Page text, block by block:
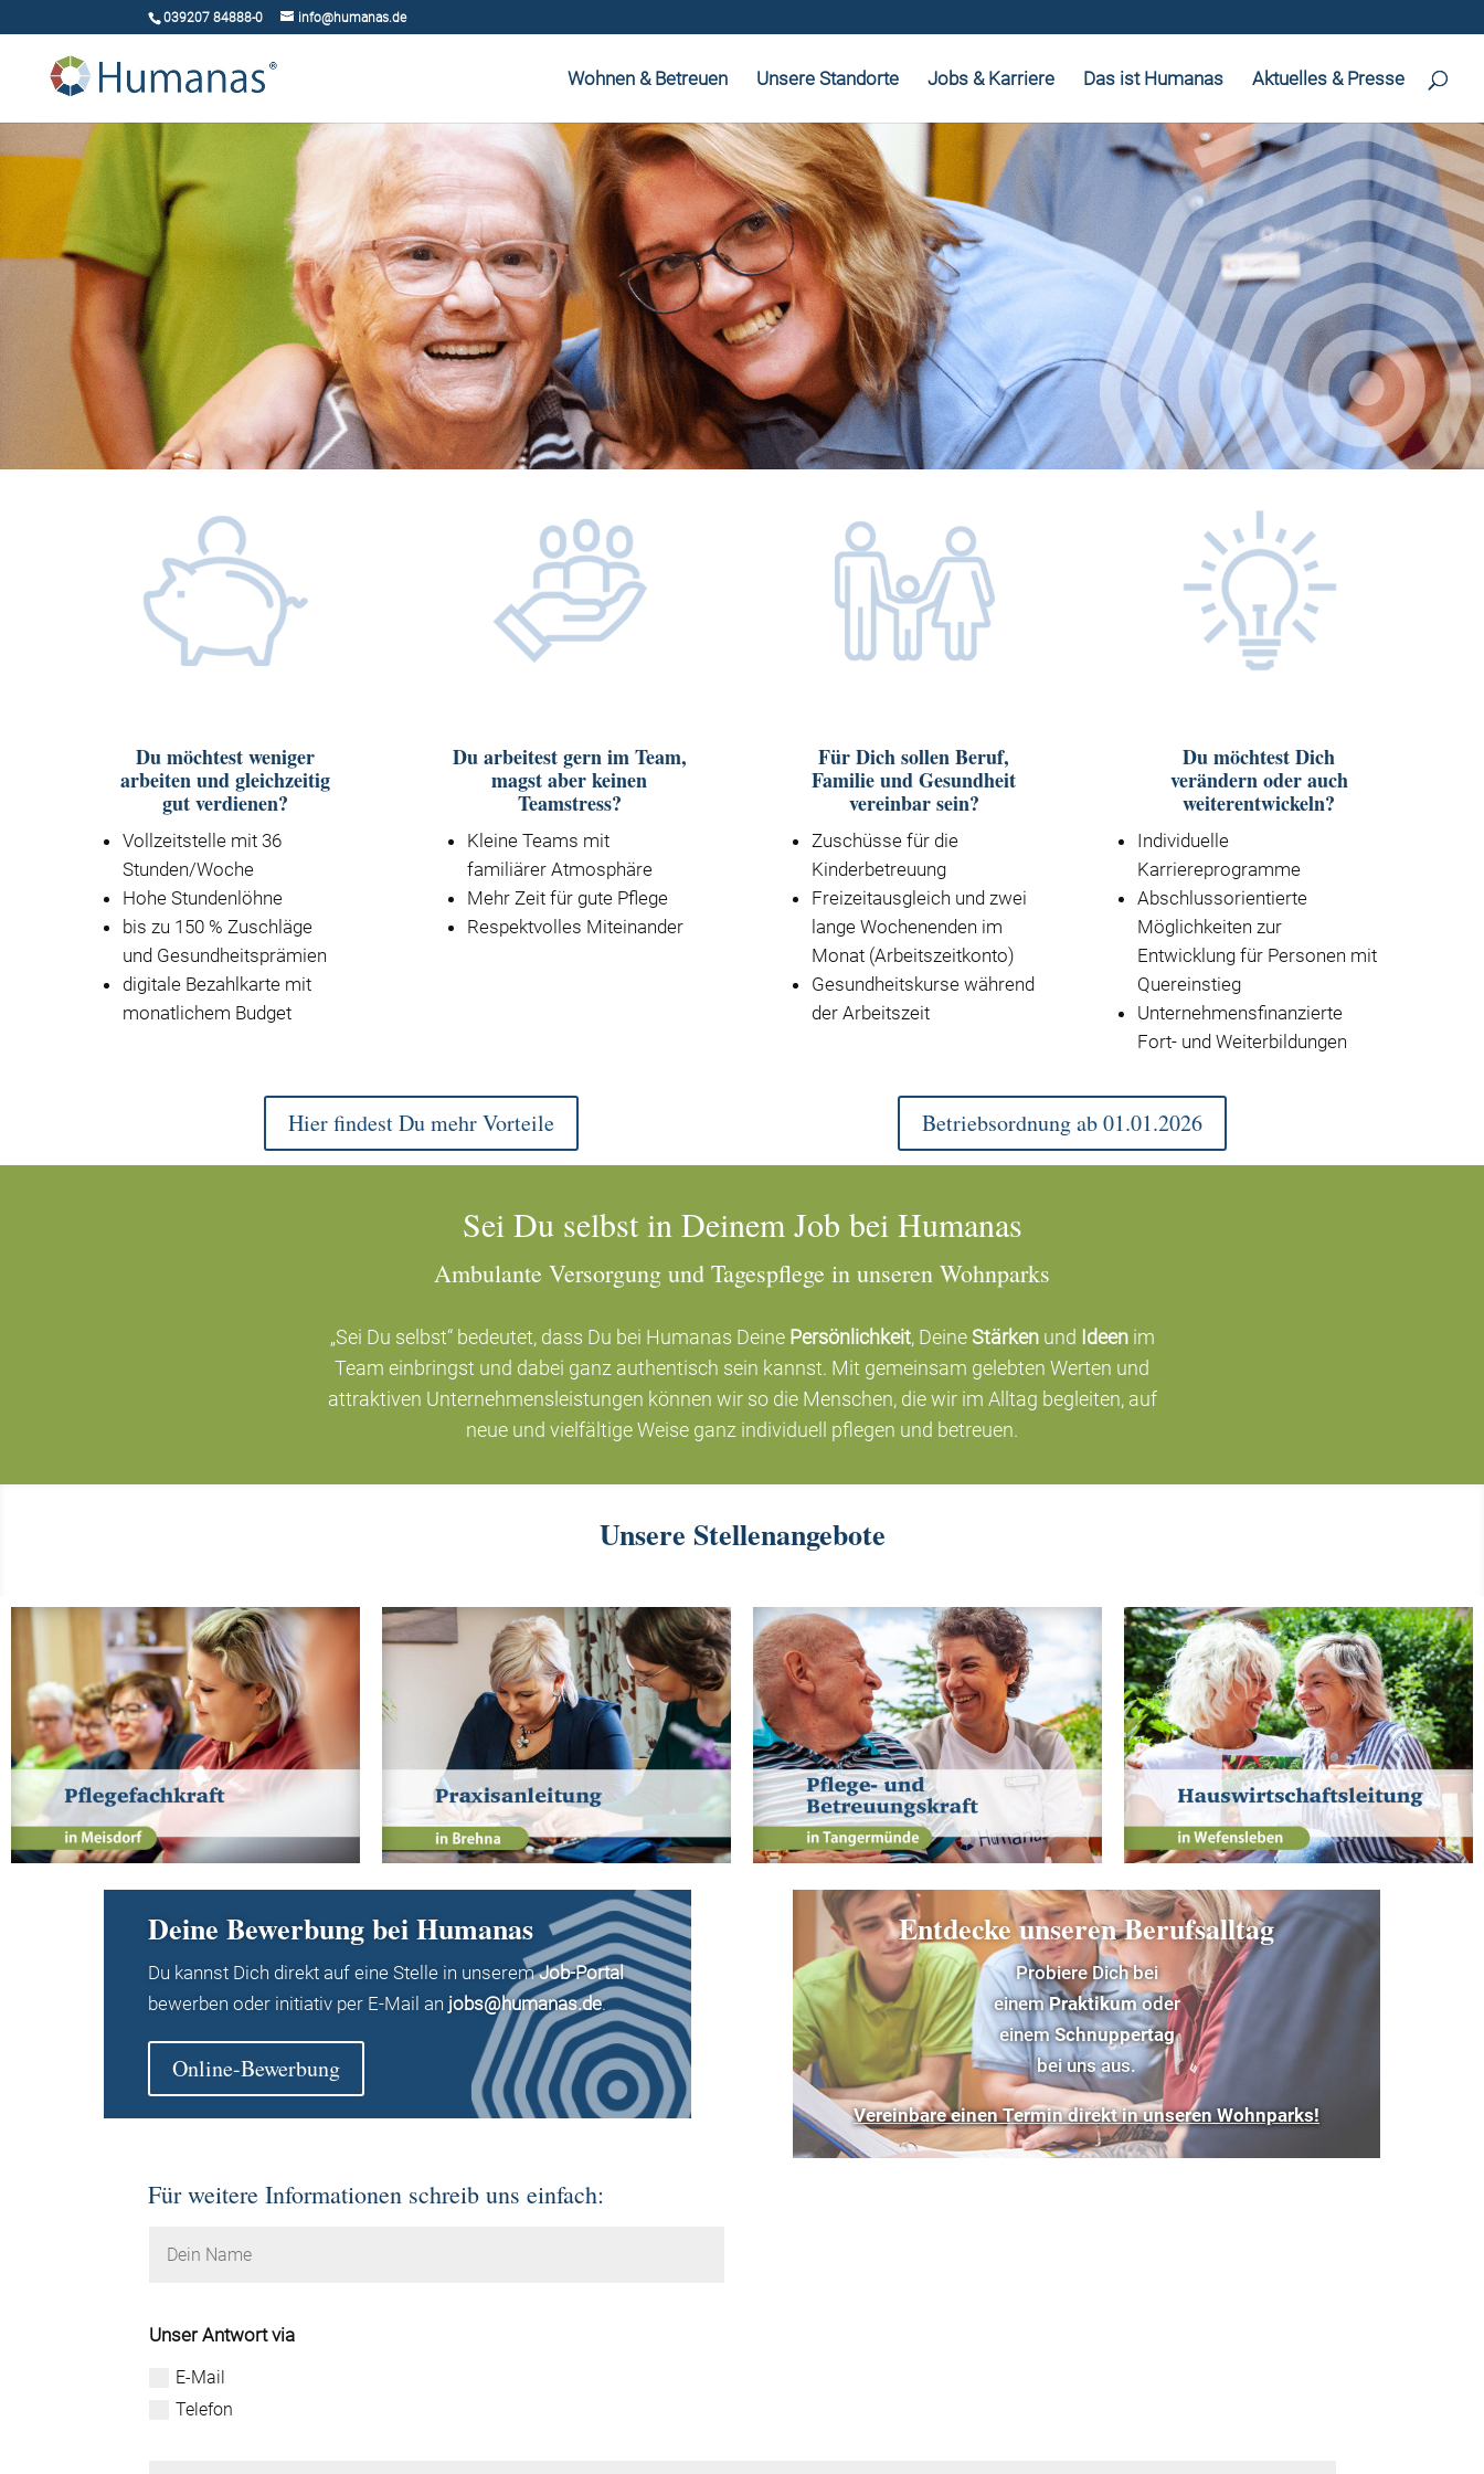
039207 84888-0 info@humanas.de
Wohnen & Betreuen Unsere Standorte Jobs & Karriere Das ist Humanas Aktuelles & Presse
Du möchtest weniger
arbeiten und gleichzeitig
gut verdienen?
Vollzeitstelle mit 36
Stunden/Woche
Hohe Stundenlöhne
bis zu 150 % Zuschläge
und Gesundheitsprämien
digitale Bezahlkarte mit
monatlichem Budget
Du arbeitest gern im Team,
magst aber keinen
Teamstress?
Kleine Teams mit
familiärer Atmosphäre
Mehr Zeit für gute Pflege
Respektvolles Miteinander
Für Dich sollen Beruf,
Familie und Gesundheit
vereinbar sein?
Zuschüsse für die
Kinderbetreuung
Freizeitausgleich und zwei
lange Wochenenden im
Monat (Arbeitszeitkonto)
Gesundheitskurse während
der Arbeitszeit
Du möchtest Dich
verändern oder auch
weiterentwickeln?
Individuelle
Karriereprogramme
Abschlussorientierte
Möglichkeiten zur
Entwicklung für Personen mit
Quereinstieg
Unternehmensfinanzierte
Fort- und Weiterbildungen
Hier findest Du mehr Vorteile Betriebsordnung ab 01.01.2026
Sei Du selbst in Deinem Job bei Humanas
Ambulante Versorgung und Tagespflege in unseren Wohnparks
„Sei Du selbst“ bedeutet, dass Du bei Humanas Deine Persönlichkeit, Deine Stärkenund Ideenim
Team einbringst und dabei ganz authentisch sein kannst. Mit gemeinsam gelebten Werten und
attraktiven Unternehmensleistungen können wir so die Menschen, die wir im Alltag begleiten, auf
neue und vielfältige Weise ganz individuell pflegen und betreuen.
Unsere Stellenangebote
Deine Bewerbung bei Humanas
Du kannst Dich direkt auf eine Stelle in unserem Job-Portal
bewerben oder initiativ per E-Mail an jobs@humanas.de.
Online-Bewerbung
Entdecke unseren Berufsalltag
Probiere Dich bei
einemPraktikumoder
einemSchnuppertag
bei uns aus.
Vereinbare einen Termin direkt in unseren Wohnparks!
Für weitere Informationen schreib uns einfach:
Unser Antwort via
E-Mail
Telefon